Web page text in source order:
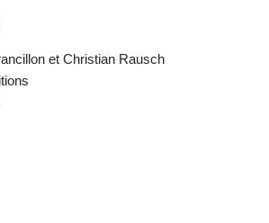
et Christian Rausch